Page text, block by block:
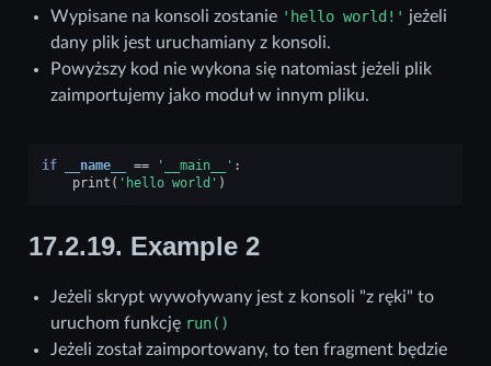
Wypisane na konsoli zostanie 'hello world!' jeżeli
dany plik jest uruchamiany z konsoli.
Powyższy kod nie wykona się natomiast jeżeli plik
zaimportujemy jako moduł w innym pliku.
if __name__ == '__main__' :
print ( 'hello world' )
17.2.19. Example 2
Jeżeli skrypt wywoływany jest z konsoli "z ręki" to
uruchom funkcję run()
Jeżeli został zaimportowany, to ten fragment będzie